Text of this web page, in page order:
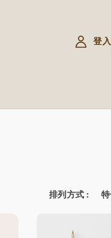
登入
排列方式 :